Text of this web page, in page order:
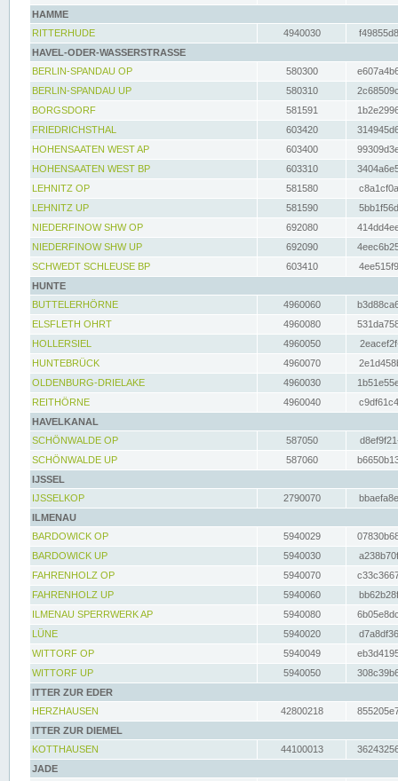
HAMME
RITTERHUDE
4940030
HAVEL-ODER-WASSERSTRASSE
BERLIN-SPANDAU OP
580300
BERLIN-SPANDAU UP
580310
BORGSDORF
581591
FRIEDRICHSTHAL
603420
HOHENSAATEN WEST AP
603400
HOHENSAATEN WEST BP
603310
LEHNITZ OP
581580
LEHNITZ UP
581590
NIEDERFINOW SHW OP
692080
NIEDERFINOW SHW UP
692090
SCHWEDT SCHLEUSE BP
603410
HUNTE
BUTTELERHÖRNE
4960060
ELSFLETH OHRT
4960080
HOLLERSIEL
4960050
HUNTEBRÜCK
4960070
OLDENBURG-DRIELAKE
4960030
REITHÖRNE
4960040
HAVELKANAL
SCHÖNWALDE OP
587050
SCHÖNWALDE UP
587060
IJSSEL
IJSSELKOP
2790070
ILMENAU
BARDOWICK OP
5940029
BARDOWICK UP
5940030
FAHRENHOLZ OP
5940070
FAHRENHOLZ UP
5940060
ILMENAU SPERRWERK AP
5940080
LÜNE
5940020
WITTORF OP
5940049
WITTORF UP
5940050
ITTER ZUR EDER
HERZHAUSEN
42800218
ITTER ZUR DIEMEL
KOTTHAUSEN
44100013
JADE